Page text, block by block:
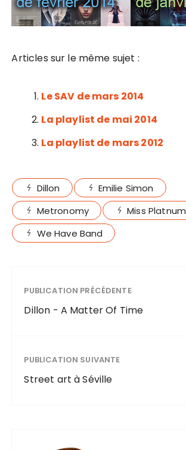
Articles sur le même sujet :
Le SAV de mars 2014
La playlist de mai 2014
La playlist de mars 2012
Dillon
Emilie Simon
Metronomy
Miss Platnum
We Have Band
PUBLICATION PRÉCÉDENTE
Dillon - A Matter Of Time
PUBLICATION SUIVANTE
Street art à Séville